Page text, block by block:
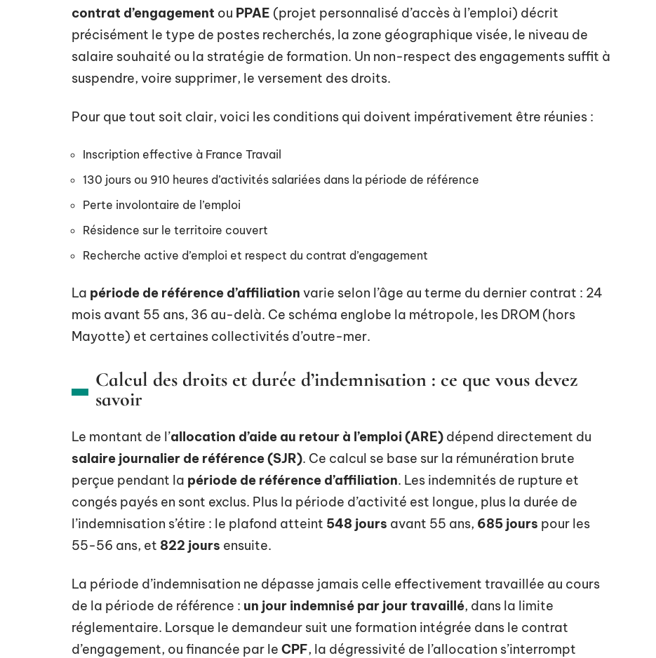
contrat d’engagement ou PPAE (projet personnalisé d’accès à l’emploi) décrit
précisément le type de postes recherchés, la zone géographique visée, le niveau de
salaire souhaité ou la stratégie de formation. Un non-respect des engagements suffit à
suspendre, voire supprimer, le versement des droits.
Pour que tout soit clair, voici les conditions qui doivent impérativement être réunies :
Inscription effective à France Travail
130 jours ou 910 heures d’activités salariées dans la période de référence
Perte involontaire de l’emploi
Résidence sur le territoire couvert
Recherche active d’emploi et respect du contrat d’engagement
La période de référence d’affiliation varie selon l’âge au terme du dernier contrat : 24
mois avant 55 ans, 36 au-delà. Ce schéma englobe la métropole, les DROM (hors
Mayotte) et certaines collectivités d’outre-mer.
Calcul des droits et durée d’indemnisation : ce que vous devez
savoir
Le montant de l’allocation d’aide au retour à l’emploi (ARE) dépend directement du
salaire journalier de référence (SJR). Ce calcul se base sur la rémunération brute
perçue pendant la période de référence d’affiliation. Les indemnités de rupture et
congés payés en sont exclus. Plus la période d’activité est longue, plus la durée de
l’indemnisation s’étire : le plafond atteint 548 jours avant 55 ans, 685 jours pour les
55-56 ans, et 822 jours ensuite.
La période d’indemnisation ne dépasse jamais celle effectivement travaillée au cours
de la période de référence : un jour indemnisé par jour travaillé, dans la limite
réglementaire. Lorsque le demandeur suit une formation intégrée dans le contrat
d’engagement, ou financée par le CPF, la dégressivité de l’allocation s’interrompt